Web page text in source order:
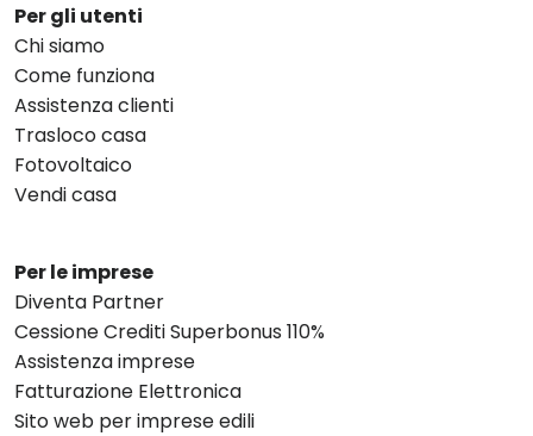
Per gli utenti
Chi siamo
Come funziona
Assistenza clienti
Trasloco casa
Fotovoltaico
Vendi casa
Per le imprese
Diventa Partner
Cessione Crediti Superbonus 110%
Assistenza imprese
Fatturazione Elettronica
Sito web per imprese edili